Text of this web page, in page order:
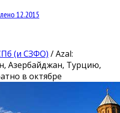
12.2015
(и СЗФО) /Azal:
Азербайджан, Турцию,
в октябре